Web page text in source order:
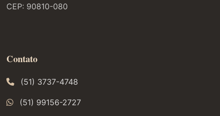
CEP: 90810-080
Contato
(51) 3737-4748
(51) 99156-2727